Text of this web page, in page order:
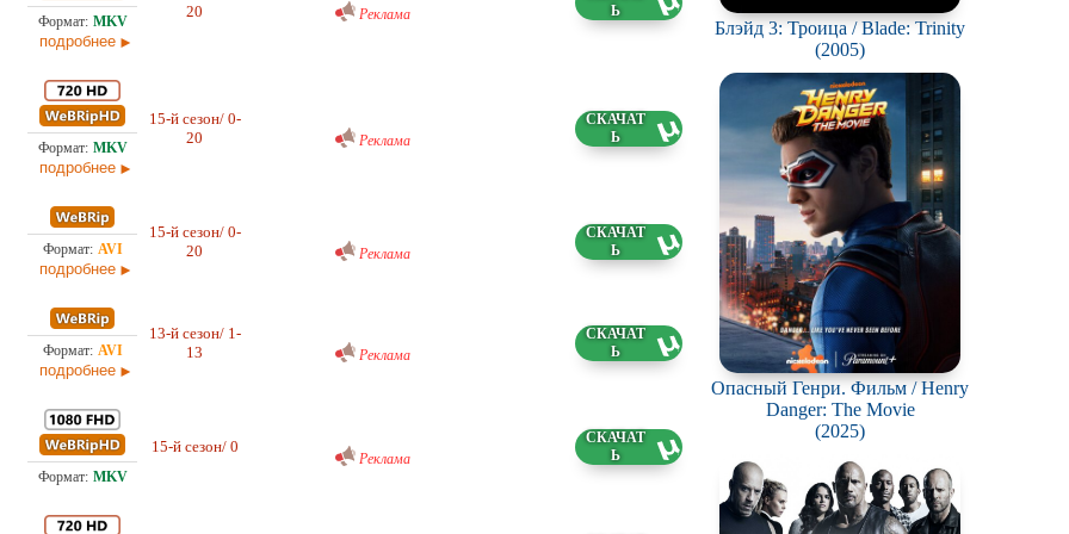
подробнее
20
Реклама
подробнее
15-й сезон/ 0-
20
Реклама
подробнее
15-й сезон/ 0-
20
Реклама
подробнее
13-й сезон/ 1-
13
Реклама
15-й сезон/ 0
Реклама
Блэйд 3: Троица / Blade: Trinity
(2005)
Опасный Генри. Фильм / Henry
Danger: The Movie
(2025)